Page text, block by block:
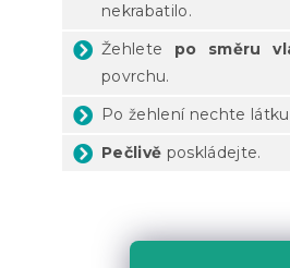
nekrabatilo.
Žehlete po směru
povrchu.
Po žehlení nechte
Pečlivě poskládejte.